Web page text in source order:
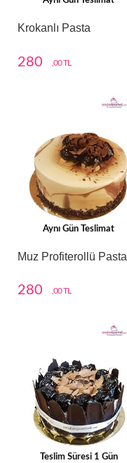
Krokanlı Pasta
280 ,00 TL
Aynı Gün Teslimat
Muz Profiterollü Pasta
280 ,00 TL
Teslim Süresi 1 Gün